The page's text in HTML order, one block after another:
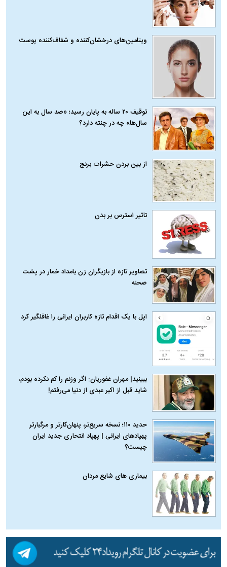
ویتامین‌های درخشان‌کننده و شفاف‌کننده پوست
توقیف ۲۰ ساله به پایان رسید؛ «صد سال به این
سال‌ها» چه در چنته دارد؟
از بین بردن حشرات برنج
تاثیر استرس بر بدن
تصاویر تازه از بازیگران زن بامداد خمار در پشت
صحنه
اپل با یک اقدام تازه کاربران ایرانی را غافلگیر کرد
ببینید| مهران غفوریان: اگر وزنم را کم نکرده بودم،
شاید قبل از اکبر عبدی از دنیا می‌رفتم!
حدید ۱۱۰؛ نسخه سریع‌تر، پنهان‌کارتر و مرگبارتر
پهپادهای ایرانی | پهپاد انتحاری جدید ایران
چیست؟
بیماری‌ های شایع مردان